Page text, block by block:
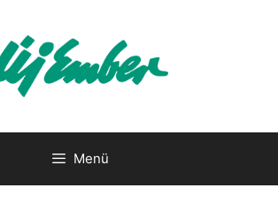
Menü